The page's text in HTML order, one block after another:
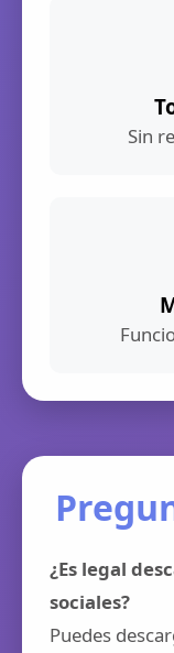
Sin
¿Es legal
sociales?
Puedes